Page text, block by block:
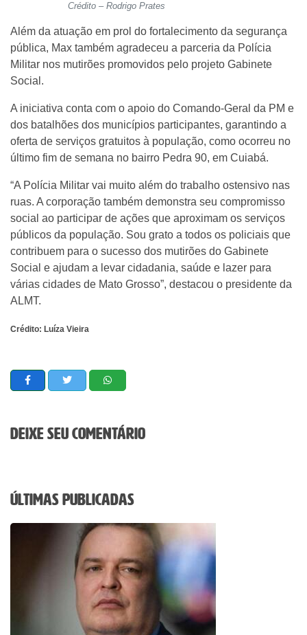
Crédito – Rodrigo Prates
Além da atuação em prol do fortalecimento da segurança
pública, Max também agradeceu a parceria da Polícia
Militar nos mutirões promovidos pelo projeto Gabinete
Social.
A iniciativa conta com o apoio do Comando-Geral da PM e
dos batalhões dos municípios participantes, garantindo a
oferta de serviços gratuitos à população, como ocorreu no
último fim de semana no bairro Pedra 90, em Cuiabá.
“A Polícia Militar vai muito além do trabalho ostensivo nas
ruas. A corporação também demonstra seu compromisso
social ao participar de ações que aproximam os serviços
públicos da população. Sou grato a todos os policiais que
contribuem para o sucesso dos mutirões do Gabinete
Social e ajudam a levar cidadania, saúde e lazer para
várias cidades de Mato Grosso”, destacou o presidente da
ALMT.
Crédito: Luíza Vieira
Deixe seu comentário
Últimas Publicadas